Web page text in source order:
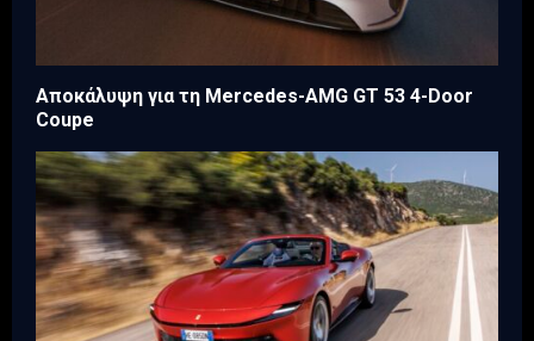
Αποκάλυψη για τη Mercedes-AMG GT 53 4-Door
Coupe